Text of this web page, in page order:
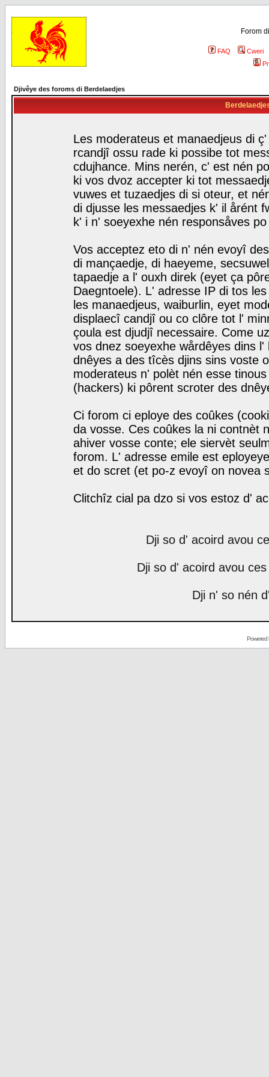
Forom
FAQ
Cweri
Djivêye des foroms di Berdelaedjes
Les moderateus et manaedjeus di
rcandjî ossu rade ki possibe tot
cdujhance. Mins nerén, c' est nén
ki vos dvoz accepter ki tot
vuwes et tuzaedjes di si oteur, et
di djusse les messaedjes k' il årént
k' i n' soeyexhe nén responsåves
Vos acceptez eto di n' nén evoyî
di mançaedje, di haeyeme,
tapaedje a l' ouxh direk (eyet ça
Daegntoele). L' adresse IP di tos
les manaedjeus, waiburlin, eyet
displaecî candjî ou co clôre tot l'
çoula est djudjî necessaire. Come
vos dnez soeyexhe wårdêyes dins
dnêyes a des tîcès djins sins voste
moderateus n' polèt nén esse
(hackers) ki pôrent scroter des
Ci forom ci eploye des coûkes
da vosse. Ces coûkes la ni contnèt
ahiver vosse conte; ele siervèt
forom. L' adresse emile est
et do scret (et po-z evoyî on novea
Clitchîz cial pa dzo si vos estoz d'
Dji so d' acoird avou
Dji so d' acoird avou
Dji n' so nén
Powered